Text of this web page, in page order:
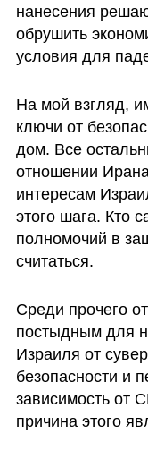
нанесения
обрушить
условия для
На мой взгляд,
ключи от
дом. Все
отношении
интересам
этого шага. Кто
полномочий в
считаться.
Среди прочего
постыдным для
Израиля от
безопасности и
зависимость от
причина этого